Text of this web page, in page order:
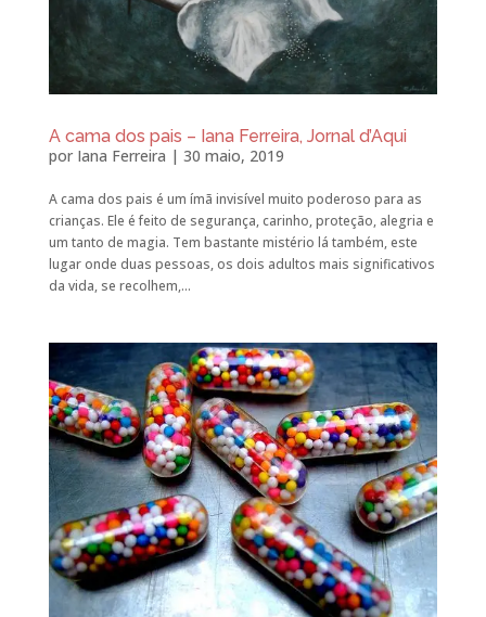
A cama dos pais – Iana Ferreira, Jornal d’Aqui
por Iana Ferreira | 30 maio, 2019
A cama dos pais é um ímã invisível muito poderoso para as
crianças. Ele é feito de segurança, carinho, proteção, alegria e
um tanto de magia. Tem bastante mistério lá também, este
lugar onde duas pessoas, os dois adultos mais significativos
da vida, se recolhem,...